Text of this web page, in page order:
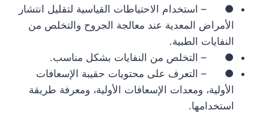
● – استخدام الاحتياطات القياسية لتقليل انتشار
الأمراض المعدية عند معالجة الجروح والتخلص من
النفايات الطبية.
● – التخلص من النفايات بشكل مناسب.
● – التعرف على محتويات حقيبة الإسعافات
الأولية، ومعدات الإسعافات الأولية، ومعرفة طريقة
استخدامها.